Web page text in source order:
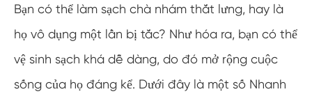
Bạn có thể làm sạch chà nhám thắt lưng, hay là
họ vô dụng một lần bị tắc? Như hóa ra, bạn có thể
vệ sinh sạch khá dễ dàng, do đó mở rộng cuộc
sống của họ đáng kể. Dưới đây là một số Nhanh